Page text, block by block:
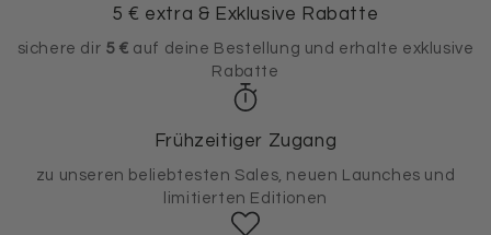
5 € extra & Exklusive Rabatte
sichere dir 5 € auf deine Bestellung und erhalte exklusive
Rabatte
Frühzeitiger Zugang
zu unseren beliebtesten Sales, neuen Launches und
limitierten Editionen